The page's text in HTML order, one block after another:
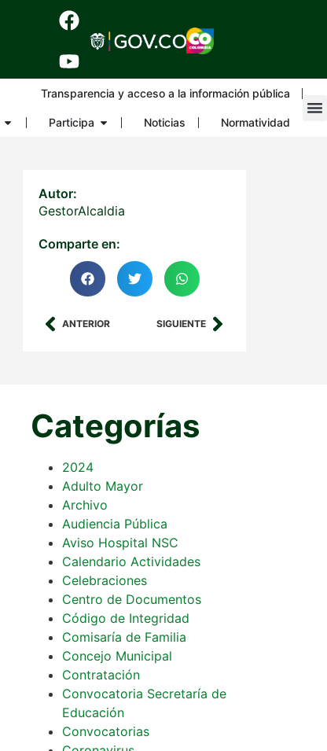
Transparencia y acceso a la información pública
Participa Noticias Normatividad
Autor:
GestorAlcaldia
Comparte en:
ANTERIOR SIGUIENTE
Categorías
2024
Adulto Mayor
Archivo
Audiencia Pública
Aviso Hospital NSC
Calendario Actividades
Celebraciones
Centro de Documentos
Código de Integridad
Comisaría de Familia
Concejo Municipal
Contratación
Convocatoria Secretaría de
Educación
Convocatorias